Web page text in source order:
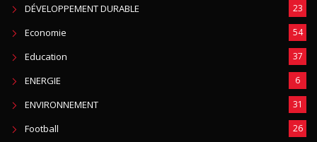
DÉVELOPPEMENT DURABLE 23
Economie 54
Education 37
ENERGIE 6
ENVIRONNEMENT 31
Football 26